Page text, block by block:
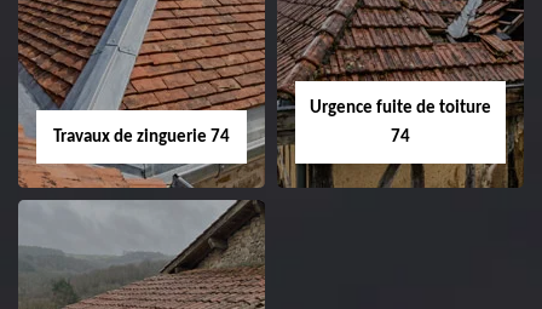
Travaux de zinguerie 74
Urgence fuite de toiture
74